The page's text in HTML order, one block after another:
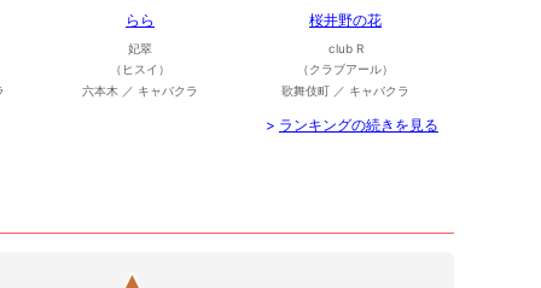
らら
妃翠
（ヒスイ）
六本木 ／ キャバクラ
桜井野の花
club R
（クラブアール）
歌舞伎町 ／ キャバクラ
> ランキングの続きを見る